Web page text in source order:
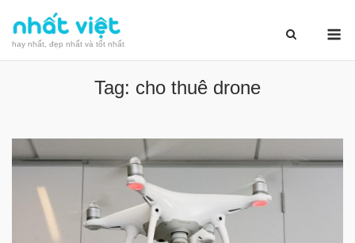
content
hay nhất, đẹp nhất và tốt nhất
Tag: cho thuê drone